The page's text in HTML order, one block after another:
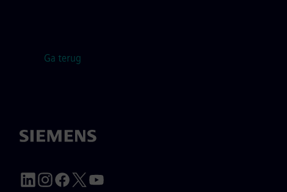
Ga terug